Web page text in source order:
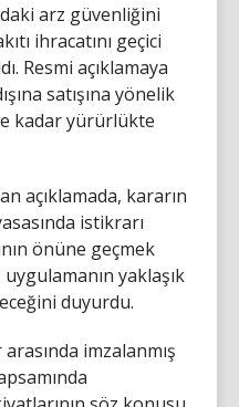
arz güvenliğini
ihracatını geçici
Resmi açıklamaya
satışına yönelik
kadar yürürlükte
açıklamada, kararın
istikrarı
önüne geçmek
yaklaşık
duyurdu.
imzalanmış